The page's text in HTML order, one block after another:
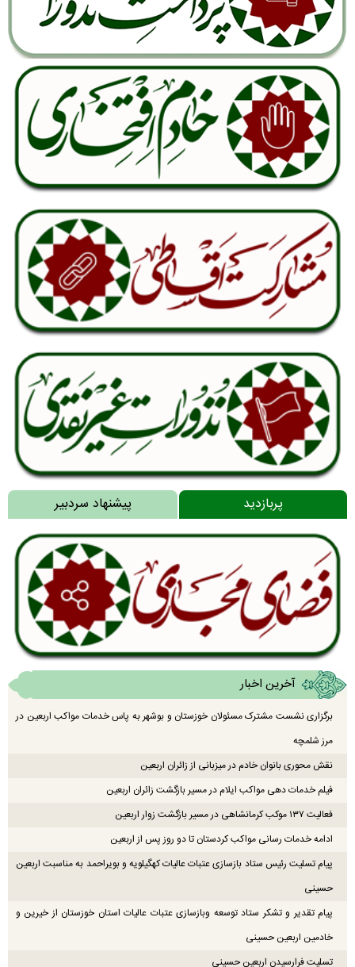
پربازدید پیشنهاد سردبیر
آخرین اخبار
برگزاری نشست مشترک مسئولان خوزستان و بوشهر به پاس خدمات مواکب اربعین در
مرز شلمچه
نقش محوری بانوان خادم در میزبانی از زائران اربعین
فیلم خدمات دهی مواکب ایلام در مسیر بازگشت زائران اربعین
فعالیت ۱۳۷ موکب کرمانشاهی در مسیر بازگشت زوار اربعین
ادامه خدمات رسانی مواکب کردستان تا دو روز پس از اربعین
پیام تسلیت رئیس ستاد بازسازی عتبات عالیات کهگیلویه و بویراحمد به مناسبت اربعین
حسینی
پیام تقدیر و تشکر ستاد توسعه وبازسازی عتبات عالیات استان خوزستان از خیرین و
خادمین اربعین حسینی
تسلیت فرارسیدن اربعین حسینی